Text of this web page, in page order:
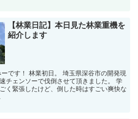
【林業日記】本日見た林業重機を
紹介します
です！ 林業初日。 埼玉県深谷市の開発現
チェンソーで伐倒させて頂きました。 学
く緊張したけど、倒した時はすごい爽快な